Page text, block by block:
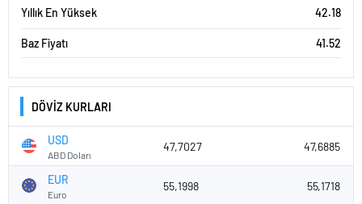
Yıllık En Yüksek 42.18
Baz Fiyatı 41.52
DÖVİZ KURLARI
USD
ABD Doları
47,7027 47,6885
EUR
Euro
55,1998 55,1718